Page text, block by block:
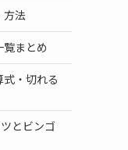
方法
まとめ
・切れる
とビンゴ